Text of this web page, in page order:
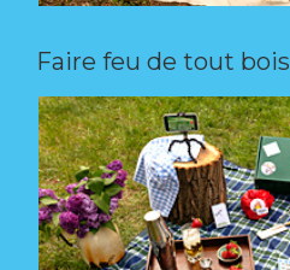
Faire feu de tout bois